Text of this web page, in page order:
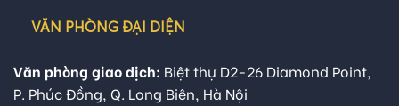
VĂN PHÒNG ĐẠI DIỆN
Văn phòng giao dịch: Biệt thự D2-26 Diamond Point,
P. Phúc Đồng, Q. Long Biên, Hà Nội